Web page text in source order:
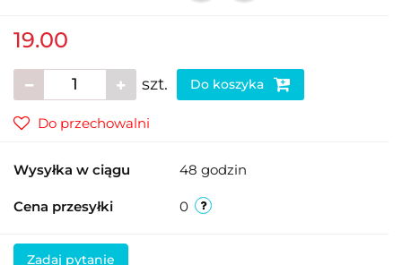
19.00
szt. Do koszyka
Do przechowalni
Wysyłka w ciągu 48 godzin
Cena przesyłki 0
Zadaj pytanie